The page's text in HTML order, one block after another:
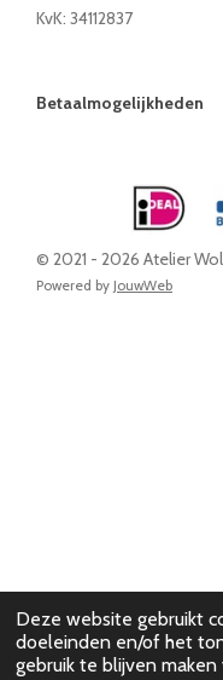
Deze website gebruikt
doeleinden en/of het
gebruik te blijven
KvK: 34112837
Betaalmogelijkheden
© 2021 - 2026 Atelier
Powered by JouwWeb